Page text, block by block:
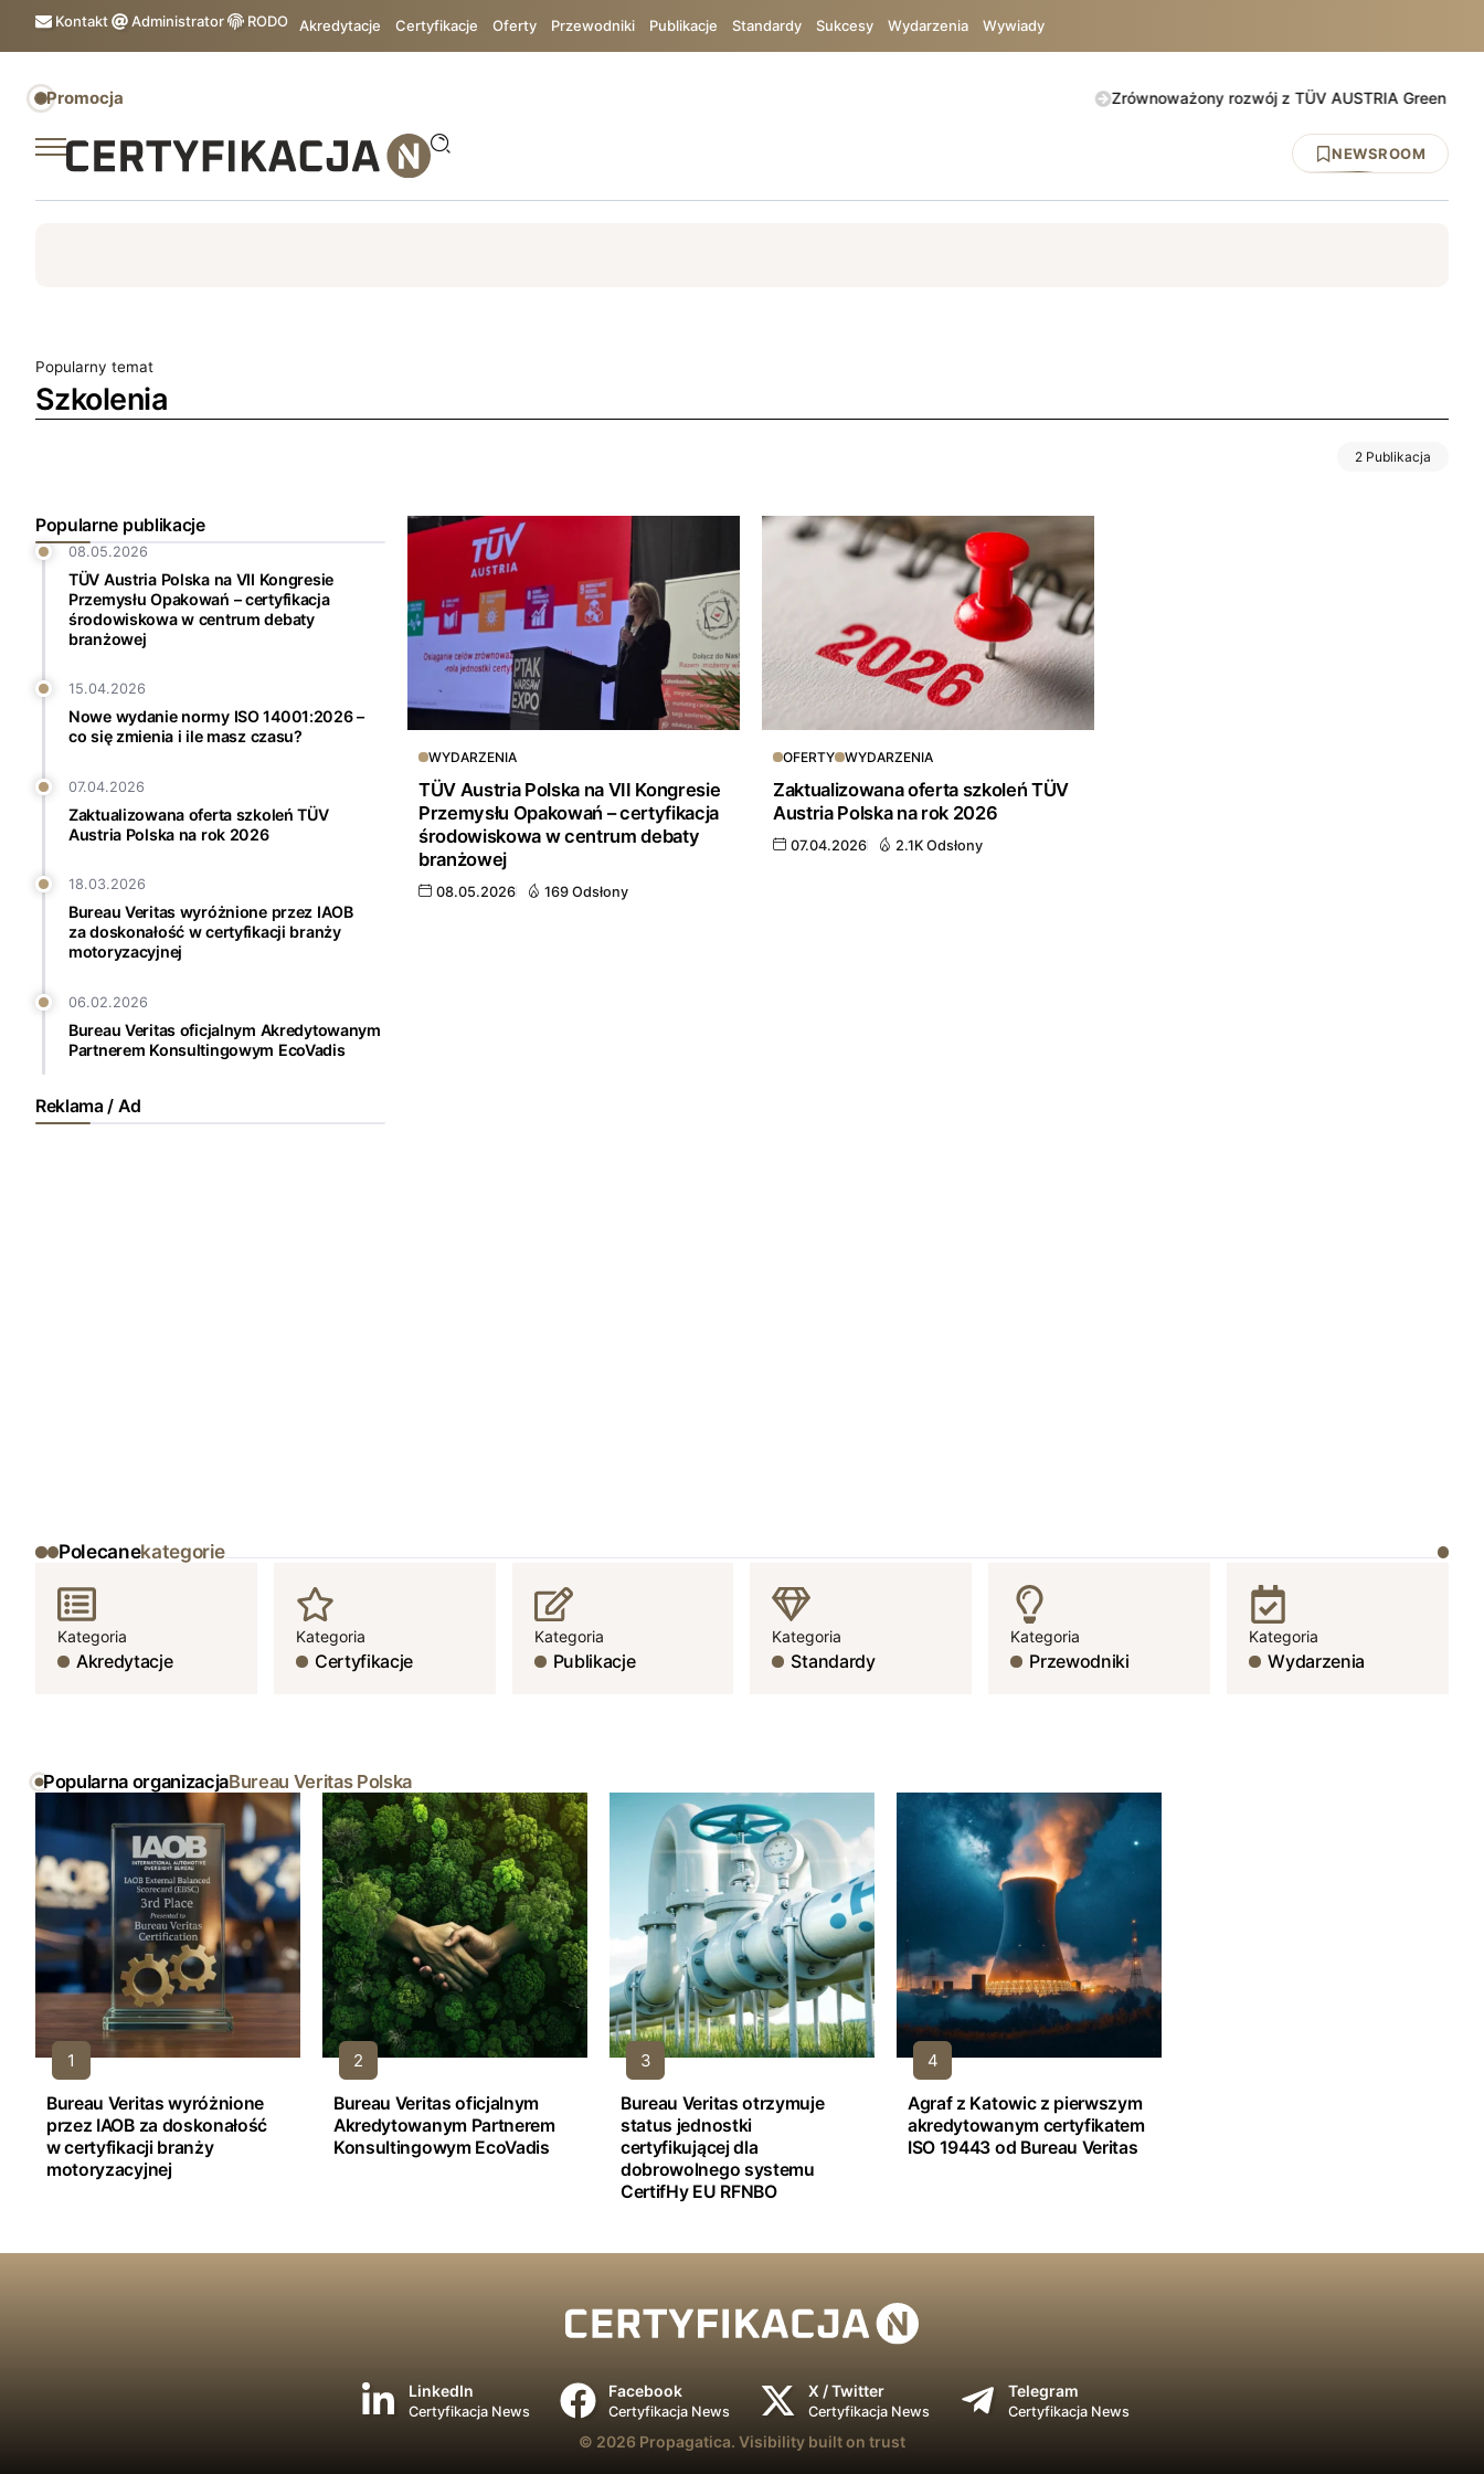
Kontakt Administrator RODO Akredytacje Certyfikacje Oferty Przewodniki Publikacje Standardy Sukcesy Wydarzenia Wywiady
Promocja Zrównoważony rozwój z TÜV AUSTRIA Green Action.
NEWSROOM
Popularny temat
Szkolenia
2 Publikacja
Popularne publikacje
08.05.2026
TÜV Austria Polska na VII Kongresie
Przemysłu Opakowań – certyfikacja
środowiskowa w centrum debaty
branżowej
15.04.2026
Nowe wydanie normy ISO 14001:2026 –
co się zmienia i ile masz czasu?
07.04.2026
Zaktualizowana oferta szkoleń TÜV
Austria Polska na rok 2026
18.03.2026
Bureau Veritas wyróżnione przez IAOB
za doskonałość w certyfikacji branży
motoryzacyjnej
06.02.2026
Bureau Veritas oficjalnym Akredytowanym
Partnerem Konsultingowym EcoVadis
Reklama / Ad
WYDARZENIA
TÜV Austria Polska na VII Kongresie
Przemysłu Opakowań – certyfikacja
środowiskowa w centrum debaty
branżowej
08.05.2026 169 Odsłony
OFERTY WYDARZENIA
Zaktualizowana oferta szkoleń TÜV
Austria Polska na rok 2026
07.04.2026 2.1K Odsłony
Polecanekategorie
Kategoria
Akredytacje
Kategoria
Certyfikacje
Kategoria
Publikacje
Kategoria
Standardy
Kategoria
Przewodniki
Kategoria
Wydarzenia
Popularna organizacjaBureau Veritas Polska
Bureau Veritas wyróżnione
przez IAOB za doskonałość
w certyfikacji branży
motoryzacyjnej
Bureau Veritas oficjalnym
Akredytowanym Partnerem
Konsultingowym EcoVadis
Bureau Veritas otrzymuje
status jednostki
certyfikującej dla
dobrowolnego systemu
CertifHy EU RFNBO
Agraf z Katowic z pierwszym
akredytowanym certyfikatem
ISO 19443 od Bureau Veritas
LinkedIn
Certyfikacja News
Facebook
Certyfikacja News
X / Twitter
Certyfikacja News
Telegram
Certyfikacja News
© 2026 Propagatica. Visibility built on trust